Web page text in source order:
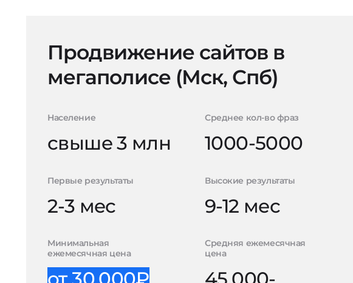
Продвижение сайтов в
мегаполисе (Мск, Спб)
Население
свыше 3 млн
Среднее кол-во фраз
1000-5000
Первые результаты
2-3 мес
Высокие результаты
9-12 мес
Минимальная
ежемесячная цена
Средняя ежемесячная
цена